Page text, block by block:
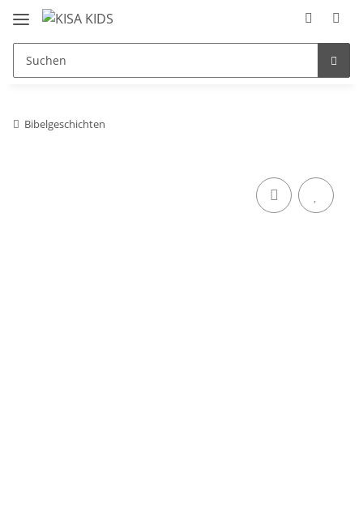
Bibelgeschichten